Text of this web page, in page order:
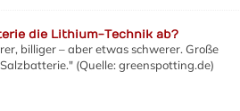
die Lithium-Technik ab?
billiger – aber etwas schwerer. Große
(Quelle: greenspotting.de)